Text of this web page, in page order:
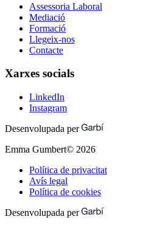
Assessoria Laboral
Mediació
Formació
Llegeix-nos
Contacte
Xarxes socials
LinkedIn
Instagram
Desenvolupada per
Emma Gumbert© 2026
Política de privacitat
Avís legal
Política de cookies
Desenvolupada per